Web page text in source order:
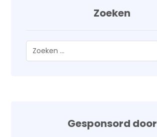
Zoeken
Gesponsord door